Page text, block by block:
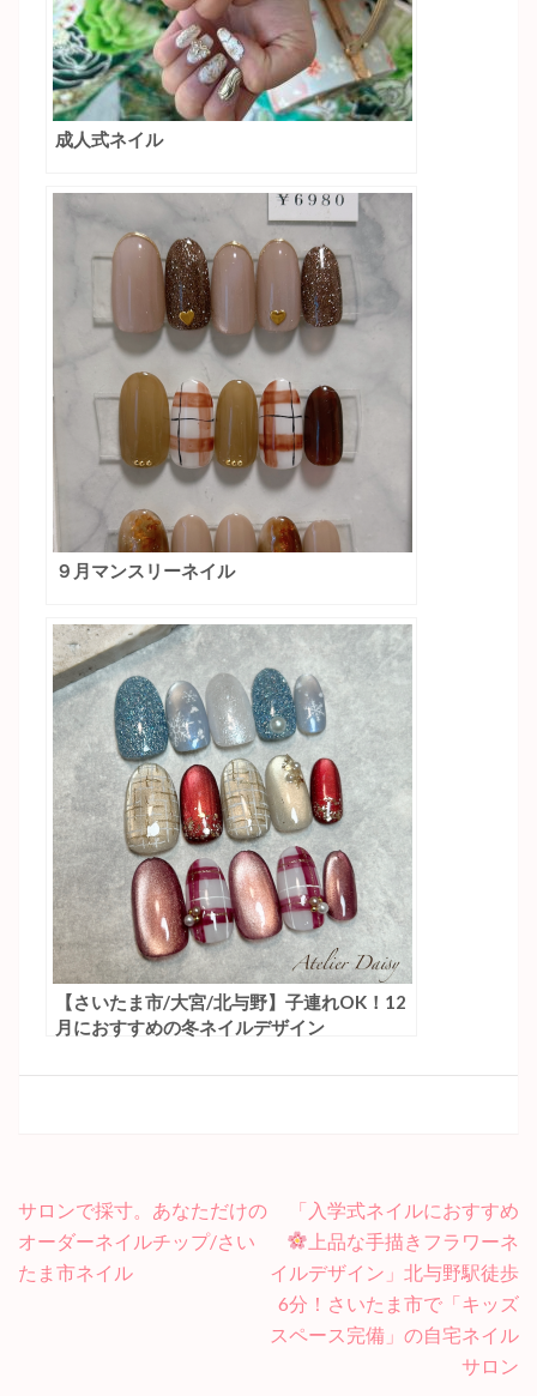
成人式ネイル
９月マンスリーネイル
【さいたま市/大宮/北与野】子連れOK！12
月におすすめの冬ネイルデザイン
投
稿
ナ
サロンで採寸。あなただけの
オーダーネイルチップ/さい
たま市ネイル
「入学式ネイルにおすすめ
上品な手描きフラワーネ
イルデザイン」北与野駅徒歩
6分！さいたま市で「キッズ
スペース完備」の自宅ネイル
サロン